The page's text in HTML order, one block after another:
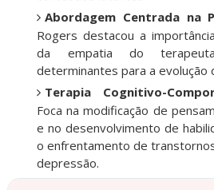
Abordagem Centrada na
Rogers destacou a
da empatia do
determinantes para a evolução
Terapia Cognitivo-
Foca na modificação de
e no desenvolvimento de
o enfrentamento de
depressão.